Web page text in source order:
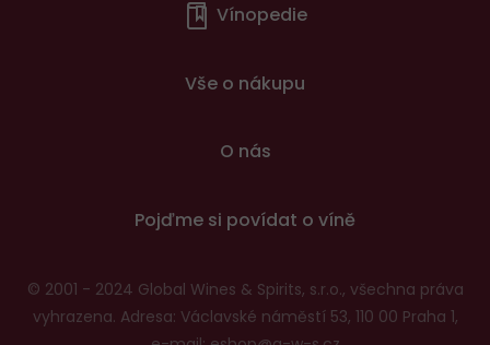
Vínopedie
Vše o nákupu
O nás
Pojďme si povídat o víně
© 2001 - 2024 Global Wines & Spirits, s.r.o., všechna práva
vyhrazena. Adresa: Václavské náměstí 53, 110 00 Praha 1,